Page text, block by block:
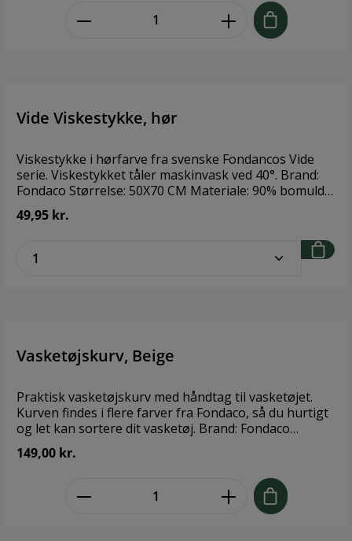
Vide Viskestykke, hør
Viskestykke i hørfarve fra svenske Fondancos Vide
serie. Viskestykket tåler maskinvask ved 40°. Brand:
Fondaco Størrelse: 50X70 CM Materiale: 90% bomuld
og 10% Polyester, genanvendt
49,95 kr.
Vasketøjskurv, Beige
Praktisk vasketøjskurv med håndtag til vasketøjet.
Kurven findes i flere farver fra Fondaco, så du hurtigt
og let kan sortere dit vasketøj. Brand: Fondaco
Størrelse: 25X40X53 cm Materiale: 100% bomuld med
polyethylen coating
149,00 kr.